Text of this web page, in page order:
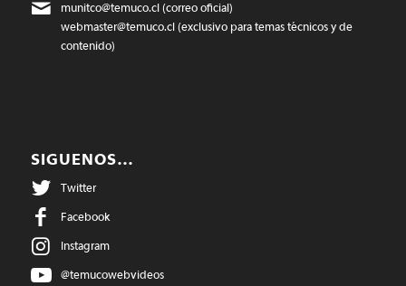
munitco@temuco.cl(correo oficial)
webmaster@temuco.cl(exclusivo para temas técnicos y de
contenido)
SIGUENOS…
Twitter
Facebook
Instagram
@temucowebvideos